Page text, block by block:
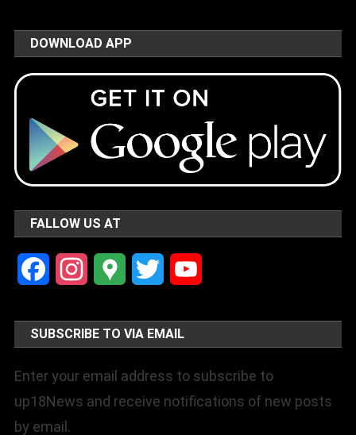
DOWNLOAD APP
FALLOW US AT
FacebookInstagramGoogle Twitter
SUBSCRIBE TO VIA EMAIL
Enter your email address to subscribe to
up18News and receive notifications of new posts
by email.